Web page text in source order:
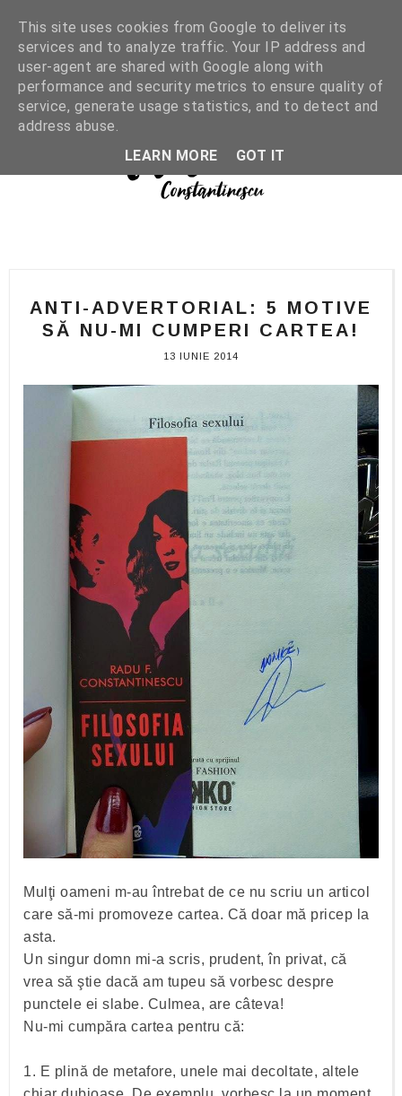
ANTI-ADVERTORIAL: 5 MOTIVE
SĂ NU-MI CUMPERI CARTEA!
13 IUNIE 2014
Mulţi oameni m-au întrebat de ce nu scriu un articol
care să-mi promoveze cartea. Că doar mă pricep la
asta.
Un singur domn mi-a scris, prudent, în privat, că
vrea să ştie dacă am tupeu să vorbesc despre
punctele ei slabe. Culmea, are câteva!
Nu-mi cumpăra cartea pentru că:
1. E plină de metafore, unele mai decoltate, altele
This site uses cookies from Google to deliver its
services and to analyze traffic. Your IP address and
user-agent are shared with Google along with
performance and security metrics to ensure quality of
service, generate usage statistics, and to detect and
address abuse.
LEARN MORE
GOT IT